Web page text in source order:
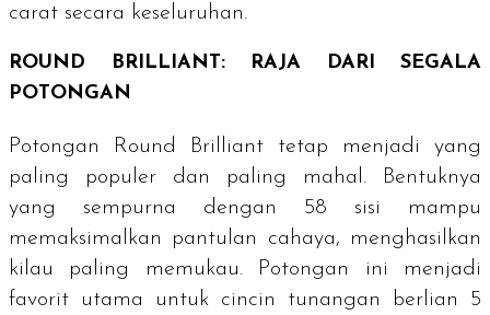
carat secara keseluruhan.
ROUND BRILLIANT : RAJA DARI SEGALA
POTONGAN
Potongan Round Brilliant tetap menjadi yang
paling populer dan paling mahal. Bentuknya
yang sempurna dengan 58 sisi mampu
memaksimalkan pantulan cahaya, menghasilkan
kilau paling memukau. Potongan ini menjadi
favorit utama untuk cincin tunangan berlian 5